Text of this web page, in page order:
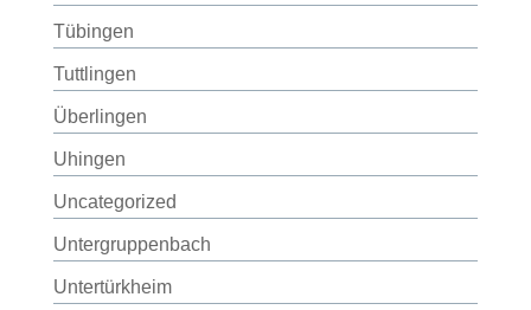
Tübingen
Tuttlingen
Überlingen
Uhingen
Uncategorized
Untergruppenbach
Untertürkheim